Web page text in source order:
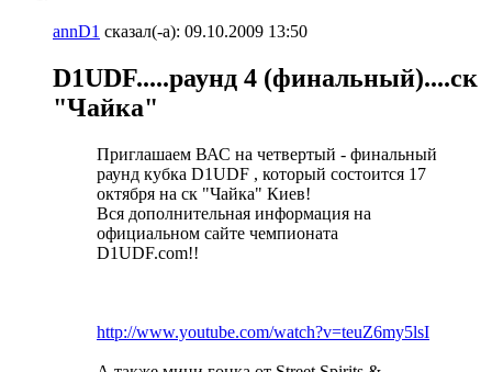
annD1 сказал(-а): 09.10.2009 13:50
D1UDF.....раунд 4 (финальный)....ск
"Чайка"
Приглашаем ВАС на четвертый - финальный
раунд кубка D1UDF , который состоится 17
октября на ск "Чайка" Киев!
Вся дополнительная информация на
официальном сайте чемпионата
D1UDF.com!!
http://www.youtube.com/watch?v=teuZ6my5lsI